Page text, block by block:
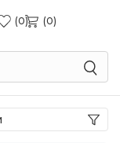
0 0